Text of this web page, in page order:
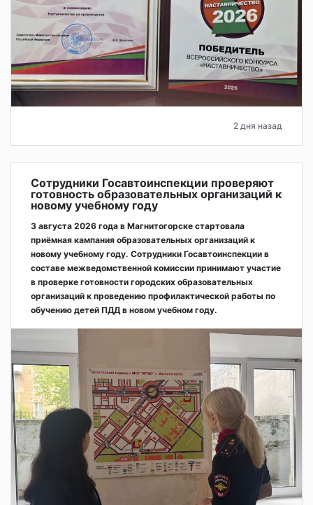
2 дня назад
Сотрудники Госавтоинспекции проверяют
готовность образовательных организаций к
новому учебному году
3 августа 2026 года в Магнитогорске стартовала
приёмная кампания образовательных организаций к
новому учебному году. Сотрудники Госавтоинспекции в
составе межведомственной комиссии принимают участие
в проверке готовности городских образовательных
организаций к проведению профилактической работы по
обучению детей ПДД в новом учебном году.